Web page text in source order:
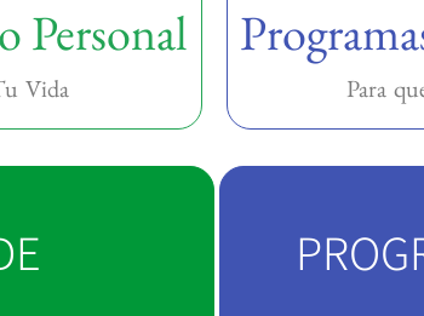
Personal
Vida Para